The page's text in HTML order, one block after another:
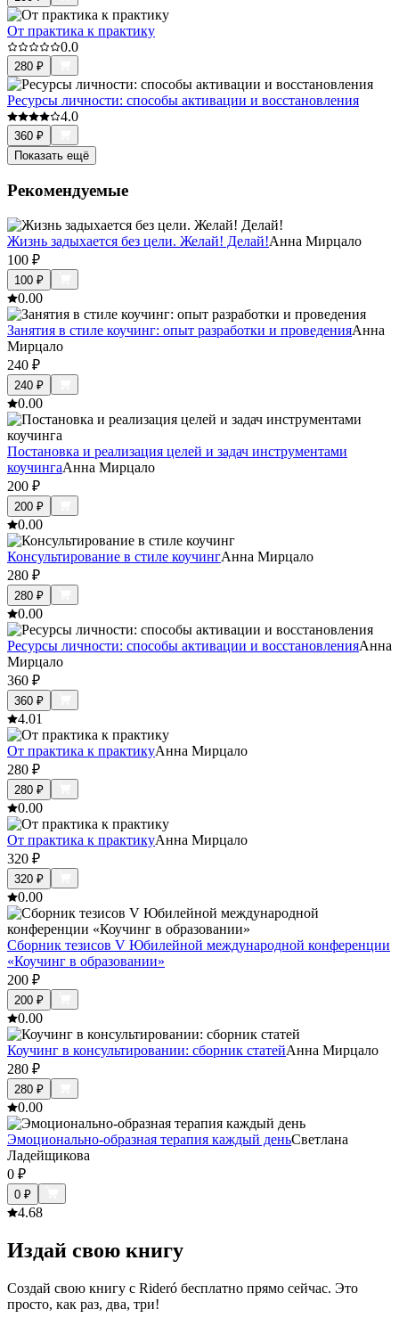
От практика к практику
0.0
280 ₽
Ресурсы личности: способы активации и восстановления
4.0
360 ₽
Показать ещё
Рекомендуемые
Жизнь задыхается без цели. Желай! Делай!Aнна Мирцало
100 ₽
100 ₽
0.00
Занятия в стиле коучинг: опыт разработки и проведенияАнна
Мирцало
240 ₽
240 ₽
0.00
Постановка и реализация целей и задач инструментами
коучингаАнна Мирцало
200 ₽
200 ₽
0.00
Консультирование в стиле коучингАнна Мирцало
280 ₽
280 ₽
0.00
Ресурсы личности: способы активации и восстановленияАнна
Мирцало
360 ₽
360 ₽
4.01
От практика к практикуАнна Мирцало
280 ₽
280 ₽
0.00
От практика к практикуАнна Мирцало
320 ₽
320 ₽
0.00
Сборник тезисов V Юбилейной международной конференции
«Коучинг в образовании»
200 ₽
200 ₽
0.00
Коучинг в консультировании: сборник статейАнна Мирцало
280 ₽
280 ₽
0.00
Эмоционально-образная терапия каждый деньСветлана
Ладейщикова
0 ₽
0 ₽
4.68
Издай свою книгу
Создай свою книгу с Rideró бесплатно прямо сейчас. Это
просто, как раз, два, три!